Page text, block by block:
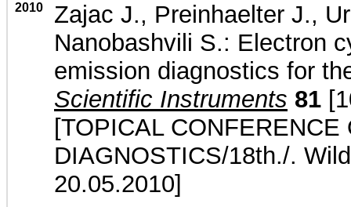
2010
Zajac J., Preinhaelter J.,
Nanobashvili S.: Electron
emission diagnostics for
Scientific Instruments 81
[TOPICAL
DIAGNOSTICS/18th./.
20.05.2010]